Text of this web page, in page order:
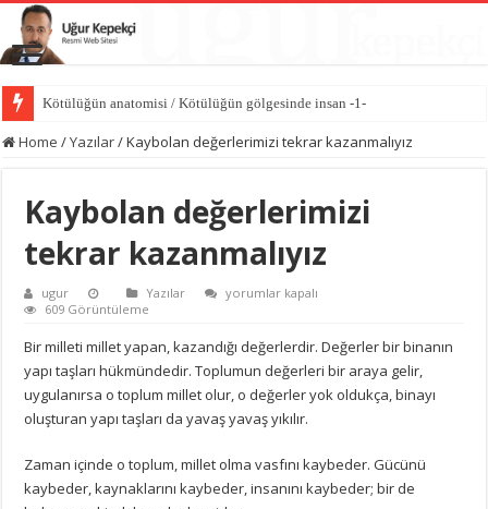
Dünyayı değiştiren sessiz güç iyiliktir / İyilik Medeniyeti -10-
Home /Yazılar/Kaybolan değerlerimizi tekrar kazanmalıyız
Kaybolan değerlerimizi
tekrar kazanmalıyız
ugur Yazılar
Kaybolan
kazanmalıyız
için
yorumlar kapalı
609 Görüntüleme
Bir milleti millet yapan, kazandığı değerlerdir. Değerler bir binanın
yapı taşları hükmündedir. Toplumun değerleri bir araya gelir,
uygulanırsa o toplum millet olur, o değerler yok oldukça, binayı
oluşturan yapı taşları da yavaş yavaş yıkılır.
Zaman içinde o toplum, millet olma vasfını kaybeder. Gücünü
kaybeder, kaynaklarını kaybeder, insanını kaybeder; bir de